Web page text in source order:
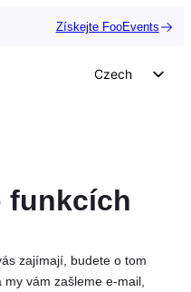
Získejte FooEvents
Czech
Spanish
Portuguese
French
funkcích
zajímají, budete o tom
vám zašleme e-mail,